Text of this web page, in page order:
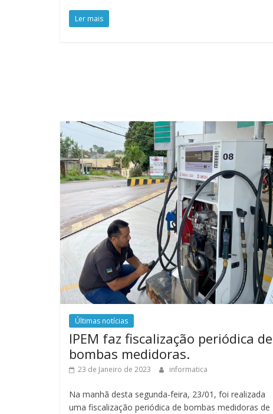
Ler mais
Últimas notícias
IPEM faz fiscalização periódica de
bombas medidoras.
23 de Janeiro de 2023 informatica
Na manhã desta segunda-feira, 23/01, foi realizada
uma fiscalização periódica de bombas medidoras de